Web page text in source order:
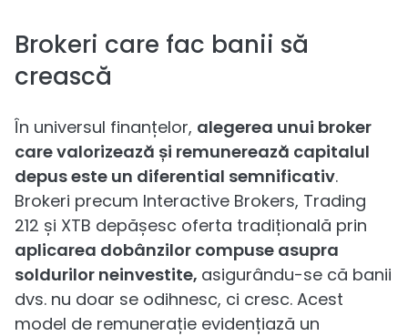
Brokeri care fac banii să
crească
În universul finanțelor, alegerea unui broker
care valorizează și remunerează capitalul
depus este un diferential semnificativ.
Brokeri precum Interactive Brokers, Trading
212 și XTB depășesc oferta tradițională prin
aplicarea dobânzilor compuse asupra
soldurilor neinvestite, asigurându-se că banii
dvs. nu doar se odihnesc, ci cresc. Acest
model de remunerație evidențiază un